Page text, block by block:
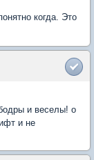
когда. Это
и веселы! о
и не